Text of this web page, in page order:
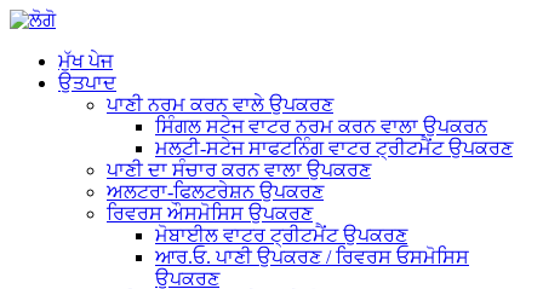
ਮੁੱਖ ਪੇਜ
ਉਤਪਾਦ
ਪਾਣੀ ਨਰਮ ਕਰਨ ਵਾਲੇ ਉਪਕਰਣ
ਸਿੰਗਲ ਸਟੇਜ ਵਾਟਰ ਨਰਮ ਕਰਨ ਵਾਲਾ ਉਪਕਰਨ
ਮਲਟੀ-ਸਟੇਜ ਸਾਫਟਨਿੰਗ ਵਾਟਰ ਟ੍ਰੀਟਮੈਂਟ ਉਪਕਰਣ
ਪਾਣੀ ਦਾ ਸੰਚਾਰ ਕਰਨ ਵਾਲਾ ਉਪਕਰਣ
ਅਲਟਰਾ-ਫਿਲਟਰੇਸ਼ਨ ਉਪਕਰਣ
ਰਿਵਰਸ ਔਸਮੋਸਿਸ ਉਪਕਰਣ
ਮੋਬਾਈਲ ਵਾਟਰ ਟ੍ਰੀਟਮੈਂਟ ਉਪਕਰਣ
ਆਰ.ਓ. ਪਾਣੀ ਉਪਕਰਣ / ਰਿਵਰਸ ਓਸਮੋਸਿਸ
ਉਪਕਰਣ